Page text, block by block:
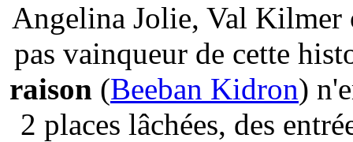
Angelina Jolie, Val
pas vainqueur de cette
raison (Beeban Kidron)
2 places lâchées, des